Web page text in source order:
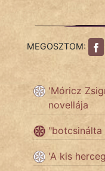
És
TÖRTÉNELEM
Népszerű
fantom
Hunor
MEGOSZTOM:
'Móricz
novellája
"botcsinálta
'A kis